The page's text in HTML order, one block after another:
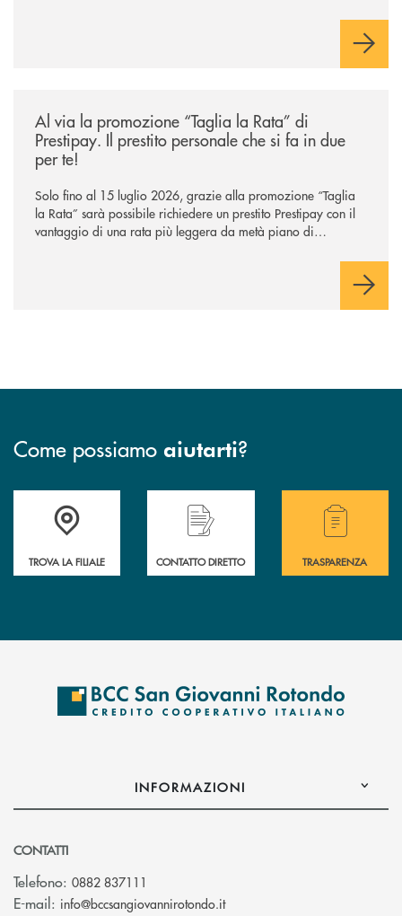
Al via la promozione “Taglia la Rata” di
Prestipay. Il prestito personale che si fa in due
per te!
Solo fino al 15 luglio 2026, grazie alla promozione “Taglia
la Rata” sarà possibile richiedere un prestito Prestipay con il
vantaggio di una rata più leggera da metà piano di
Come possiamo aiutarti?
Accedi all' elenco completo delle filiali della BCC San Giovanni
TROVA LA FILIALE
Hai bisogno di assistenza immediata?
CONTATTO DIRETTO
Hai bisogno di
TRASPARENZA
INFORMAZIONI
CONTATTI
Telefono: 0882 837111
E-mail: info@bccsangiovannirotondo.it(si apre l’app di posta